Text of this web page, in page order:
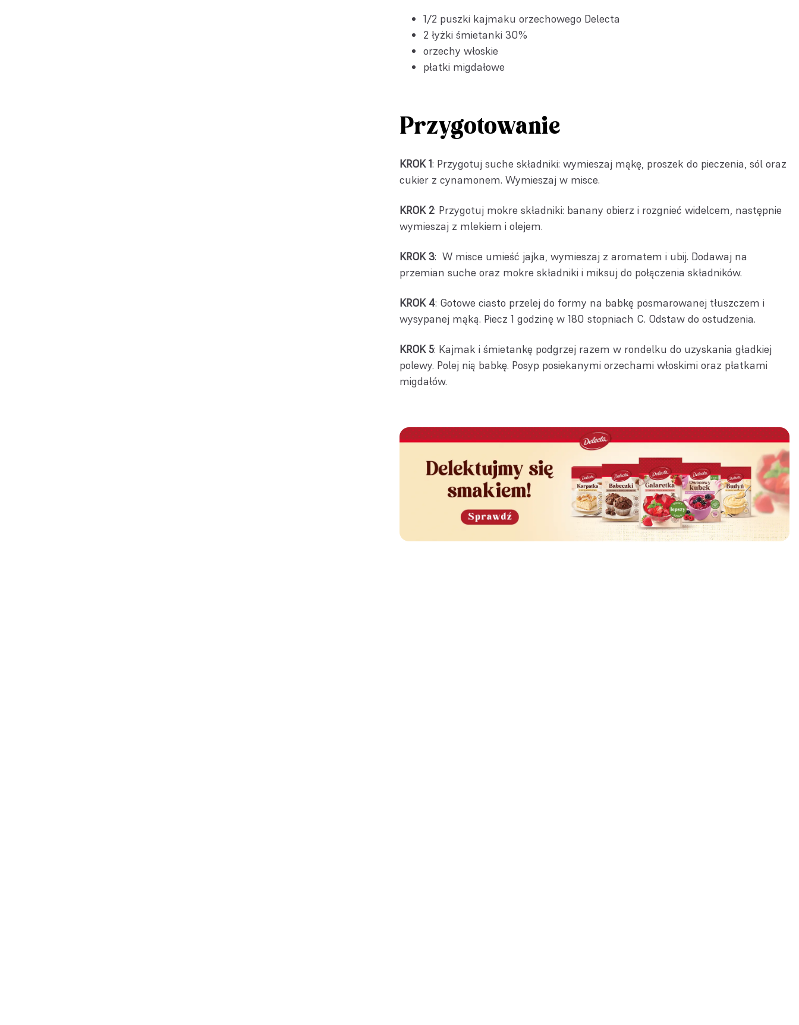
1/2 puszki kajmaku orzechowego Delecta
2 łyżki śmietanki 30%
orzechy włoskie
płatki migdałowe
Przygotowanie
KROK 1: Przygotuj suche składniki: wymieszaj mąkę, proszek do pieczenia, sól oraz
cukier z cynamonem. Wymieszaj w misce.
KROK 2: Przygotuj mokre składniki: banany obierz i rozgnieć widelcem, następnie
wymieszaj z mlekiem i olejem.
KROK 3: W misce umieść jajka, wymieszaj z aromatem i ubij. Dodawaj na
przemian suche oraz mokre składniki i miksuj do połączenia składników.
KROK 4: Gotowe ciasto przelej do formy na babkę posmarowanej tłuszczem i
wysypanej mąką. Piecz 1 godzinę w 180 stopniach C. Odstaw do ostudzenia.
KROK 5: Kajmak i śmietankę podgrzej razem w rondelku do uzyskania gładkiej
polewy. Polej nią babkę. Posyp posiekanymi orzechami włoskimi oraz płatkami
migdałów.